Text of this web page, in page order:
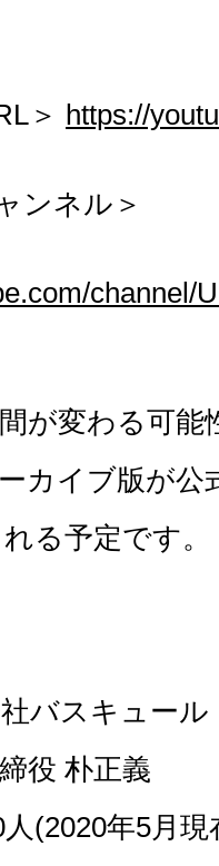
＞ https://
ンネル＞
channel/
が変わる可
カイブ版が公
る予定です。
スキュール
役 朴正義
(2020年5月現